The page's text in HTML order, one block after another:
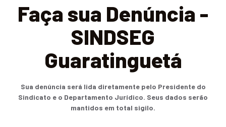
Faça sua Denúncia -
SINDSEG
Guaratinguetá
Sua denúncia será lida diretamente pelo Presidente do
Sindicato e o Departamento Jurídico. Seus dados serão
mantidos em total sigilo.